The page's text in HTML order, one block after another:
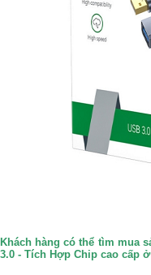
Khách hàng có thể tìm mua
3.0 - Tích Hợp Chip cao cấp